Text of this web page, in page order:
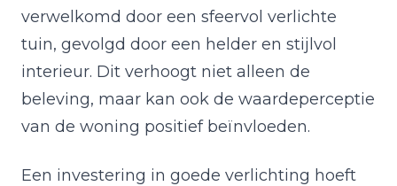
verwelkomd door een sfeervol verlichte
tuin, gevolgd door een helder en stijlvol
interieur. Dit verhoogt niet alleen de
beleving, maar kan ook de waardeperceptie
van de woning positief beïnvloeden.
Een investering in goede verlichting hoeft